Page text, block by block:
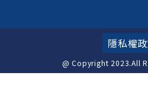
隱私權
@ Copyright 2023.All